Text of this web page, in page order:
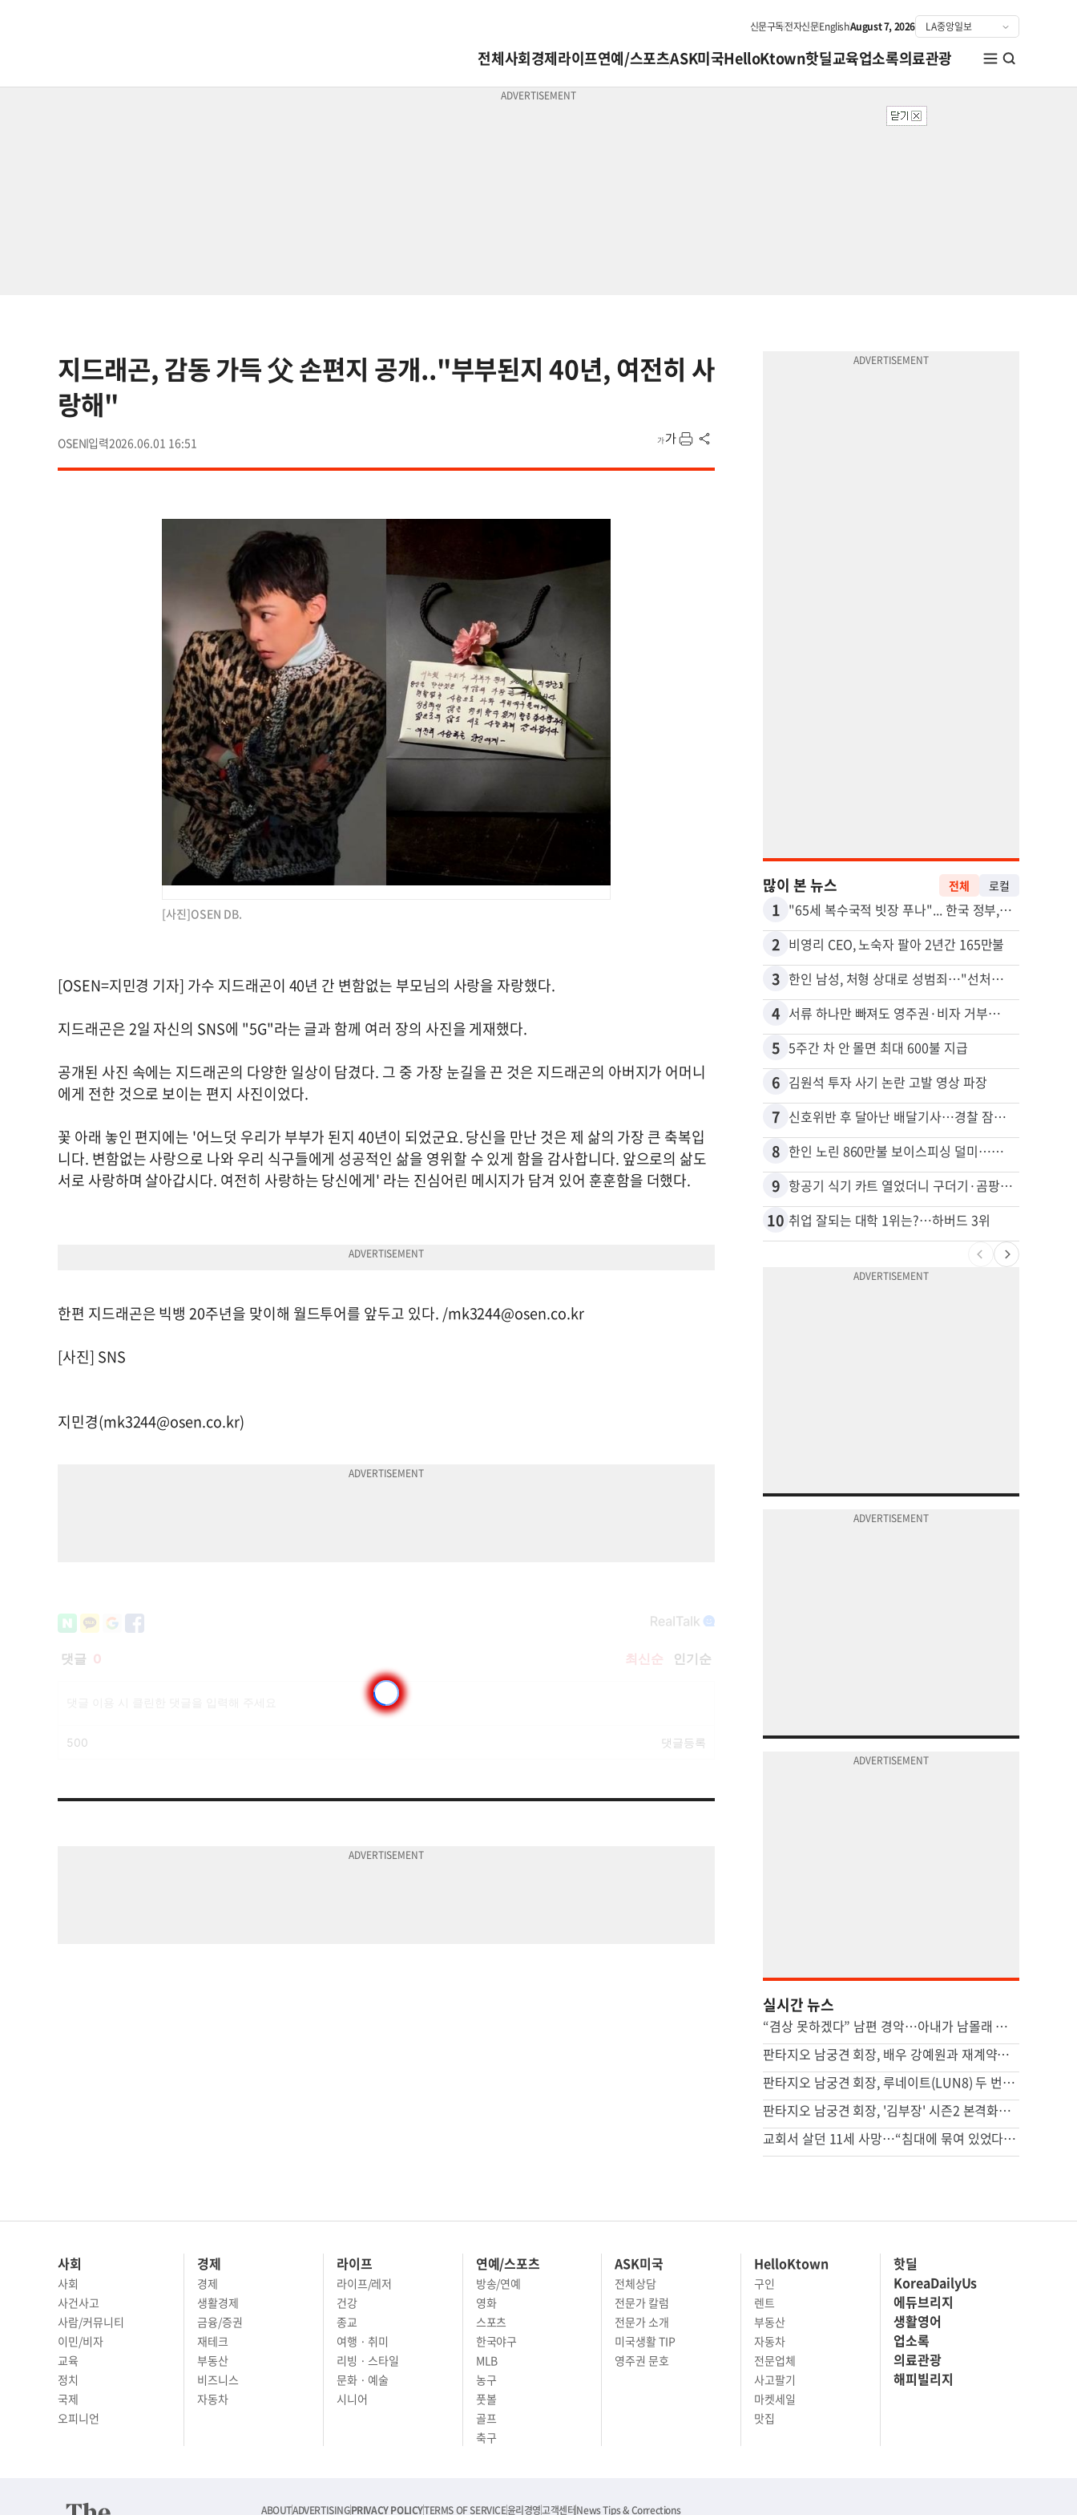
신문구독전자신문EnglishAugust 7, 2026
전체사회경제라이프연예/스포츠ASK미국HelloKtown핫딜교육업소록의료관광
지드래곤, 감동 가득 父 손편지 공개.."부부된지 40년, 여전히 사
랑해"
OSEN 2026.06.01 16:51
[사진]OSEN DB.
[OSEN=지민경 기자] 가수 지드래곤이 40년 간 변함없는 부모님의 사랑을 자랑했다.
지드래곤은 2일 자신의 SNS에 "5G"라는 글과 함께 여러 장의 사진을 게재했다.
공개된 사진 속에는 지드래곤의 다양한 일상이 담겼다. 그 중 가장 눈길을 끈 것은 지드래곤의 아버지가 어머니
에게 전한 것으로 보이는 편지 사진이었다.
꽃 아래 놓인 편지에는 '어느덧 우리가 부부가 된지 40년이 되었군요. 당신을 만난 것은 제 삶의 가장 큰 축복입
니다. 변함없는 사랑으로 나와 우리 식구들에게 성공적인 삶을 영위할 수 있게 함을 감사합니다. 앞으로의 삶도
서로 사랑하며 살아갑시다. 여전히 사랑하는 당신에게' 라는 진심어린 메시지가 담겨 있어 훈훈함을 더했다.
한편 지드래곤은 빅뱅 20주년을 맞이해 월드투어를 앞두고 있다. /mk3244@osen.co.kr
[사진] SNS
지민경(mk3244@osen.co.kr)
많이 본 뉴스 전체 로컬
1 "65세 복수국적 빗장 푸나"... 한국 정부, 연령 완화 전면 추진
2 비영리 CEO, 노숙자 팔아 2년간 165만불
3 한인 남성, 처형 상대로 성범죄…"선처해줬더니 배신자 취급"
4 서류 하나만 빠져도 영주권·비자 거부…심사관 재량권 대폭 확대
5 5주간 차 안 몰면 최대 600불 지급
6 김원석 투자 사기 논란 고발 영상 파장
7 신호위반 후 달아난 배달기사…경찰 잠복해 잡고보니 ‘반전’
8 한인 노린 860만불 보이스피싱 덜미…영사관·한국 검찰 사칭
9 항공기 식기 카트 열었더니 구더기·곰팡이…LAX 기내식 업체 논란
10 취업 잘되는 대학 1위는?…하버드 3위
실시간 뉴스
“겸상 못하겠다” 남편 경악…아내가 남몰래 즐긴 ‘충격적 간식’ [이혼의 세계]
판타지오 남궁견 회장, 배우 강예원과 재계약…새 프로필 공개하며 활동 재개
판타지오 남궁견 회장, 루네이트(LUN8) 두 번째 유럽투어 지원…글로벌 활동 확대
판타지오 남궁견 회장, '김부장' 시즌2 본격화… "흥행 신드롬 잇는다"
교회서 살던 11세 사망…“침대에 묶여 있었다” 충격 진술
사회
사회
사건사고
사람/커뮤니티
이민/비자
교육
정치
국제
오피니언
경제
경제
생활경제
금융/증권
재테크
부동산
비즈니스
자동차
라이프
라이프/레저
건강
종교
여행 · 취미
리빙 · 스타일
문화 · 예술
시니어
연예/스포츠
방송/연예
영화
스포츠
한국야구
MLB
농구
풋볼
골프
축구
ASK미국
전체상담
전문가 칼럼
전문가 소개
미국생활 TIP
영주권 문호
HelloKtown
구인
렌트
부동산
자동차
전문업체
사고팔기
마켓세일
맛집
핫딜
KoreaDailyUs
에듀브리지
생활영어
업소록
의료관광
해피빌리지
ABOUTADVERTISINGPRIVACY POLICYTERMS OF SERVICE윤리경영고객센터News Tips & Corrections